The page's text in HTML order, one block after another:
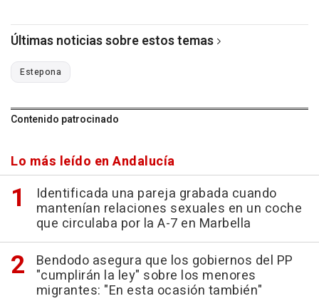
Últimas noticias sobre estos temas
Estepona
Contenido patrocinado
Lo más leído en Andalucía
Identificada una pareja grabada cuando
mantenían relaciones sexuales en un coche
que circulaba por la A-7 en Marbella
Bendodo asegura que los gobiernos del PP
"cumplirán la ley" sobre los menores
migrantes: "En esta ocasión también"